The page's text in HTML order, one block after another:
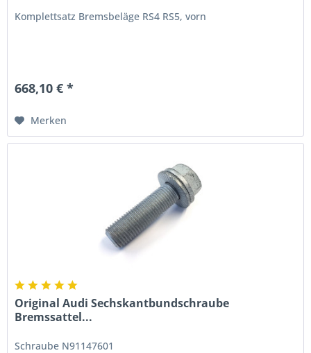
Komplettsatz Bremsbeläge RS4 RS5, vorn
668,10 € *
Merken
Original Audi Sechskantbundschraube
Bremssattel...
Schraube N91147601